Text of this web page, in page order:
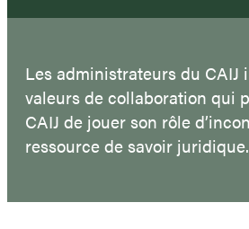
Les administrateurs du CAIJ
valeurs de collaboration qui
CAIJ de jouer son rôle
ressource de savoir juridique.